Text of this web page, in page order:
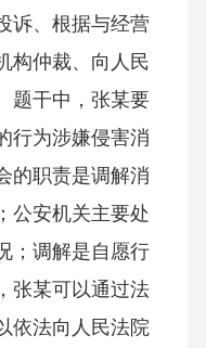
诉、根据与经营
构仲裁、向人民
题干中，张某要
行为涉嫌侵害消
的职责是调解消
公安机关主要处
；调解是自愿行
张某可以通过法
依法向人民法院